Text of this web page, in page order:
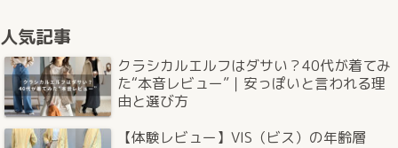
人気記事
クラシカルエルフはダサい？40代が着てみ
た“本音レビュー”｜安っぽいと言われる理
由と選び方
【体験レビュー】VIS（ビス）の年齢層